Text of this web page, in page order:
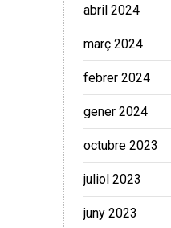
abril 2024
març 2024
febrer 2024
gener 2024
octubre 2023
juliol 2023
juny 2023